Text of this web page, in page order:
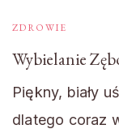
ZDROWIE
Wybielanie
Piękny, biały
dlatego coraz